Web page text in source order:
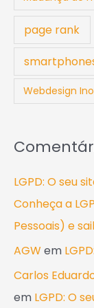
page rank
Webdesign
LGPD: O seu
Conheça a
Pessoais) e
AGW em
Carlos
em LGPD: O